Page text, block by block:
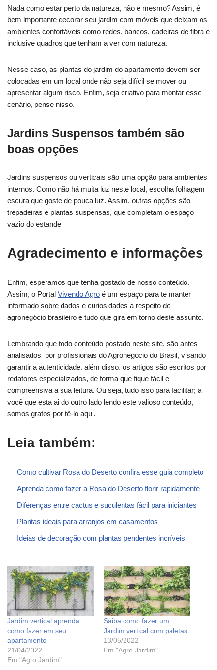
Nada como estar perto da natureza, não é mesmo? Assim, é
bem importante decorar seu jardim com móveis que deixam os
ambientes confortáveis ​​como redes, bancos, cadeiras de fibra e
inclusive quadros que tenham a ver com natureza.
Nesse caso, as plantas do jardim do apartamento devem ser
colocadas em um local onde não seja difícil se mover ou
apresentar algum risco. Enfim, seja criativo para montar esse
cenário, pense nisso.
Jardins Suspensos também são
boas opções
Jardins suspensos ou verticais são uma opção para ambientes
internos. Como não há muita luz neste local, escolha folhagem
escura que goste de pouca luz. Assim, outras opções são
trepadeiras e plantas suspensas, que completam o espaço
vazio do estande.
Agradecimento e informações
Enfim, esperamos que tenha gostado de nosso conteúdo.
Assim, o Portal Vivendo Agro é um espaço para te manter
informado sobre dados e curiosidades a respeito do
agronegócio brasileiro e tudo que gira em torno deste assunto.
Lembrando que todo conteúdo postado neste site, são antes
analisados por profissionais do Agronegócio do Brasil, visando
garantir a autenticidade, além disso, os artigos são escritos por
redatores especializados, de forma que fique fácil e
compreensiva a sua leitura. Ou seja, tudo isso para facilitar; a
você que esta ai do outro lado lendo este valioso conteúdo,
somos gratos por tê-lo aqui.
Leia também:
Como cultivar Rosa do Deserto confira esse guia completo
Aprenda como fazer a Rosa do Deserto florir rapidamente
Diferenças entre cactus e suculentas fácil para iniciantes
Plantas ideais para arranjos em casamentos
Ideias de decoração com plantas pendentes incríveis
Jardim vertical aprenda
como fazer em seu
apartamento
21/04/2022
Em "Agro Jardim"
Saiba como fazer um
Jardim vertical com paletas
13/05/2022
Em "Agro Jardim"